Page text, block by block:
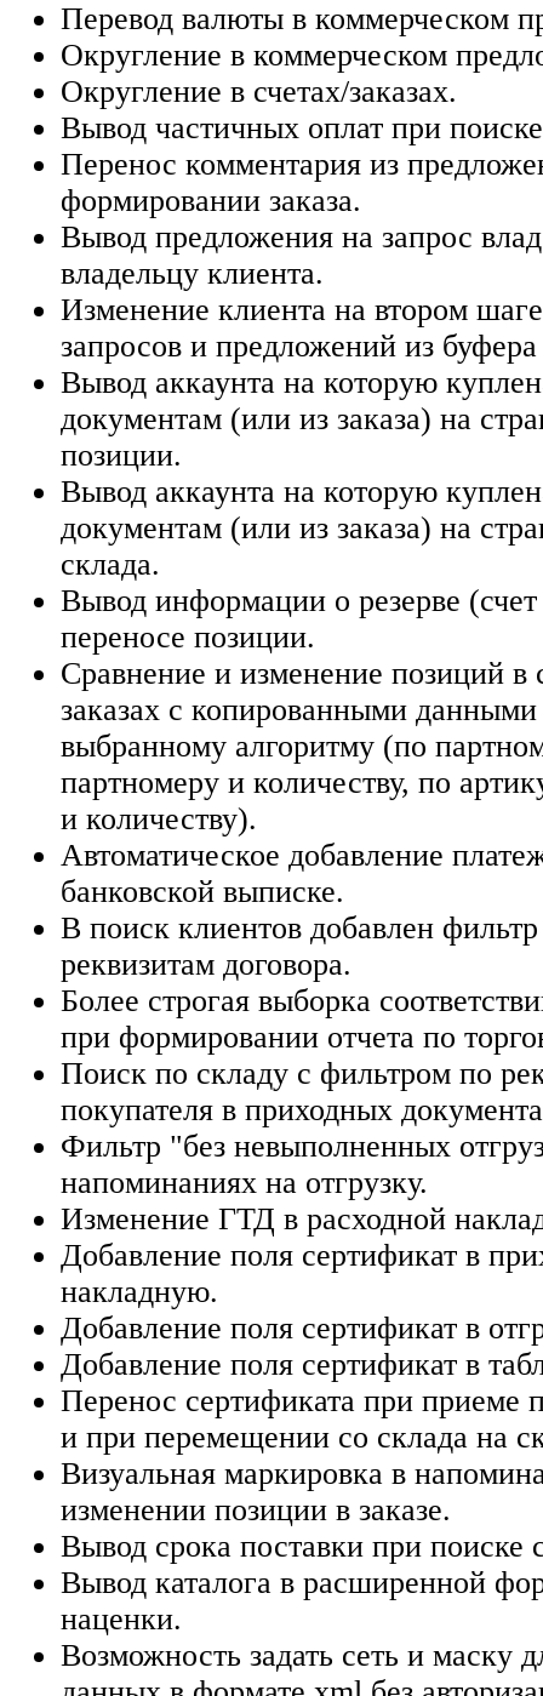
Перевод валюты в коммерческом
Округление в коммерческом
Округление в счетах/заказах.
Вывод частичных оплат при поиске
Перенос комментария из
формировании заказа.
Вывод предложения на запрос
владельцу клиента.
Изменение клиента на втором
запросов и предложений из
Вывод аккаунта на которую
документам (или из заказа) на
позиции.
Вывод аккаунта на которую
документам (или из заказа) на
склада.
Вывод информации о резерве
переносе позиции.
Сравнение и изменение позиций в
заказах с копированными
выбранному алгоритму (по
партномеру и количеству, по
и количеству).
Автоматическое добавление
банковской выписке.
В поиск клиентов добавлен
реквизитам договора.
Более строгая выборка
при формировании отчета по
Поиск по складу с фильтром по
покупателя в приходных
Фильтр "без невыполненных
напоминаниях на отгрузку.
Изменение ГТД в расходной
Добавление поля сертификат в
накладную.
Добавление поля сертификат в
Добавление поля сертификат в
Перенос сертификата при приеме
и при перемещении со склада на
Визуальная маркировка в
изменении позиции в заказе.
Вывод срока поставки при поиске
Вывод каталога в расширенной
наценки.
Возможность задать сеть и маску